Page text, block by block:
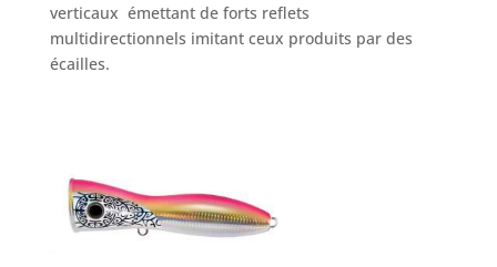
verticaux émettant de forts reflets
multidirectionnels imitant ceux produits par des
écailles.